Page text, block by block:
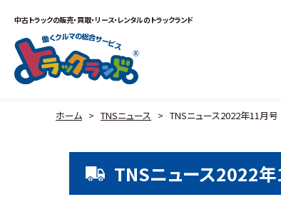
中古トラックの販売・買取・リース・レンタルのトラックランド
ホーム > TNSニュース > TNSニュース2022年11月
TNSニュース2022